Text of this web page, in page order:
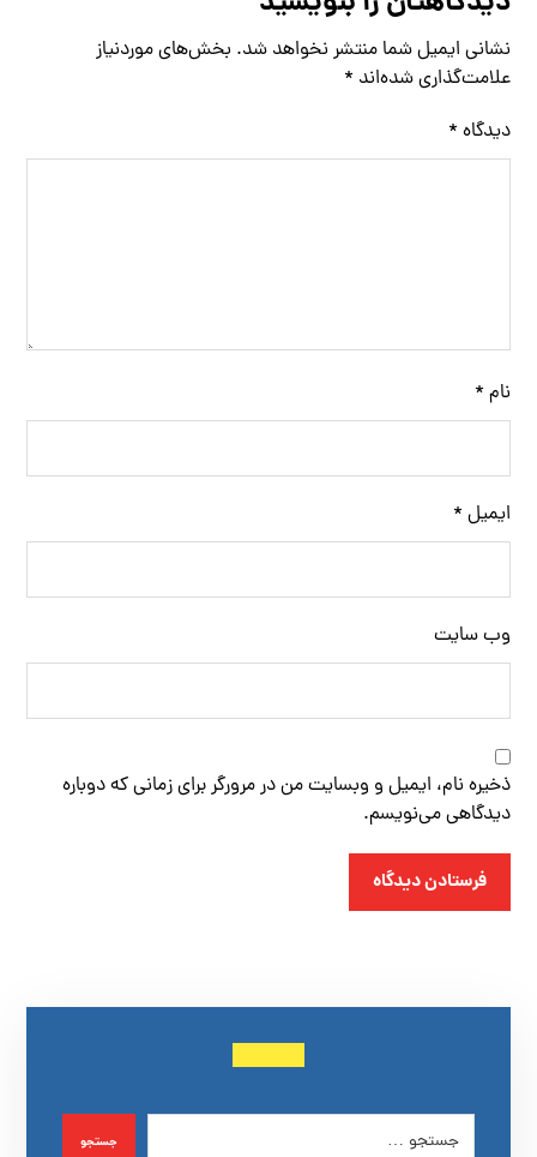
نشانی ایمیل شما منتشر نخواهد شد. بخش‌های موردنیاز
علامت‌گذاری شده‌اند *
دیدگاه *
نام *
ایمیل *
وب‌ سایت
ذخیره نام، ایمیل و وبسایت من در مرورگر برای زمانی که دوباره
دیدگاهی می‌نویسم.
فرستادن دیدگاه
جستجو